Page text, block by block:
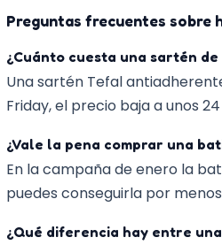
Preguntas frecuentes sobre
¿Cuánto cuesta una sartén
Una sartén Tefal
Friday, el precio baja a unos
¿Vale la pena comprar una
En la campaña de enero la
puedes conseguirla por
¿Qué diferencia hay entre